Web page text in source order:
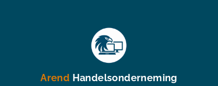
Arend Handelsonderneming